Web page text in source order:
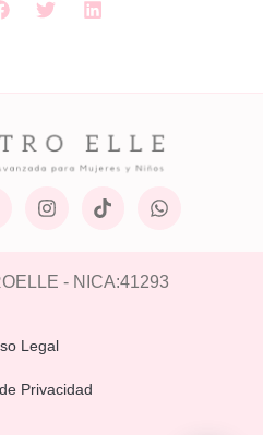
- NICA:41293
Legal
Privacidad